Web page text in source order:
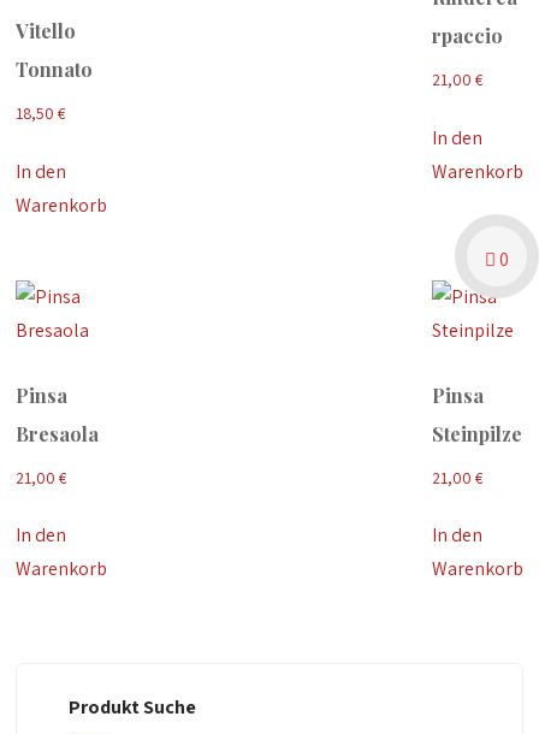
Vitello
Tonnato
18,50€
In den
Warenkorb
rpaccio
21,00 €
In den
Warenkorb
Pinsa
Bresaola
21,00€
In den
Warenkorb
Pinsa
Steinpilze
21,00 €
In den
Warenkorb
Produkt Suche
0